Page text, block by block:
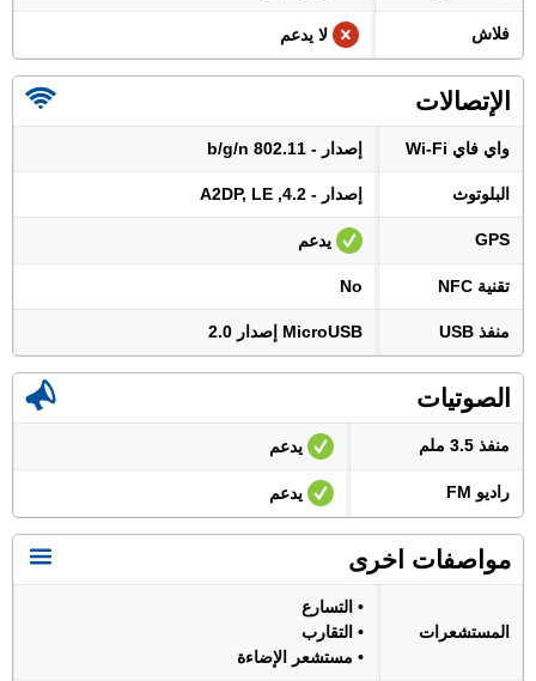
فلاش لا يدعم
الإتصالات
واي فاي Wi-Fi إصدار - 802.11 b/g/n
البلوتوث إصدار - 4.2, A2DP, LE
GPS يدعم
تقنية NFC No
منفذ USB MicroUSB إصدار 2.0
الصوتيات
منفذ 3.5 ملم يدعم
راديو FM يدعم
مواصفات اخرى
المستشعرات
• التسارع
• التقارب
• مستشعر الإضاءة